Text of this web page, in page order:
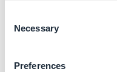
Selection
Necessary
Preferences
Migliora la tua